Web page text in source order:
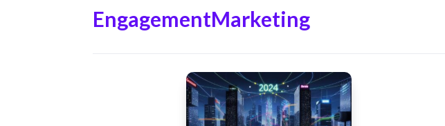
EngagementMarketing